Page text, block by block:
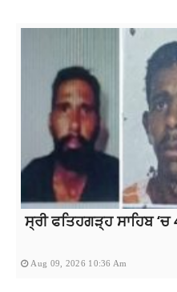
ਸ੍ਰੀ ਫਤਿਹਗੜ੍ਹ ਸਾਹਿਬ
Aug 09, 2026 10:36 Am